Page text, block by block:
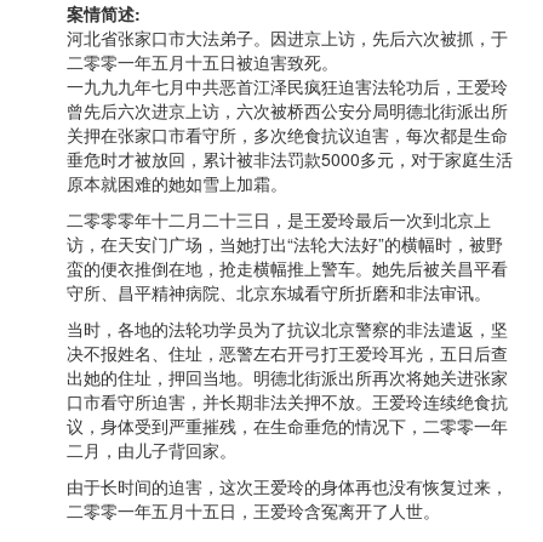
案情简述:
河北省张家口市大法弟子。因进京上访，先后六次被抓，于
二零零一年五月十五日被迫害致死。
一九九九年七月中共恶首江泽民疯狂迫害法轮功后，王爱玲
曾先后六次进京上访，六次被桥西公安分局明德北街派出所
关押在张家口市看守所，多次绝食抗议迫害，每次都是生命
垂危时才被放回，累计被非法罚款5000多元，对于家庭生活
原本就困难的她如雪上加霜。
二零零零年十二月二十三日，是王爱玲最后一次到北京上
访，在天安门广场，当她打出“法轮大法好”的横幅时，被野
蛮的便衣推倒在地，抢走横幅推上警车。她先后被关昌平看
守所、昌平精神病院、北京东城看守所折磨和非法审讯。
当时，各地的法轮功学员为了抗议北京警察的非法遣返，坚
决不报姓名、住址，恶警左右开弓打王爱玲耳光，五日后查
出她的住址，押回当地。明德北街派出所再次将她关进张家
口市看守所迫害，并长期非法关押不放。王爱玲连续绝食抗
议，身体受到严重摧残，在生命垂危的情况下，二零零一年
二月，由儿子背回家。
由于长时间的迫害，这次王爱玲的身体再也没有恢复过来，
二零零一年五月十五日，王爱玲含冤离开了人世。